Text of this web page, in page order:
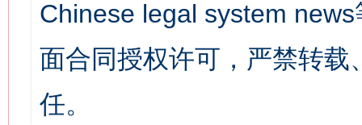
Chinese legal system
面合同授权许可，严禁转
任。